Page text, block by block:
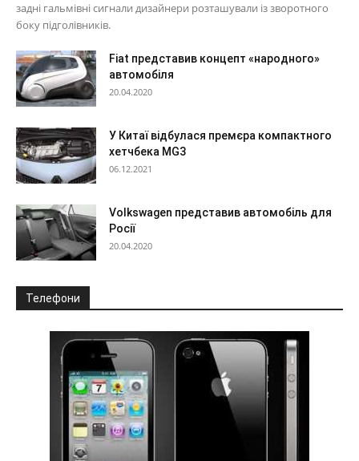
задні гальмівні сигнали дизайнери розташували із зворотного
боку підголівників.
Fiat представив концепт «народного»
автомобіля
20.04.2020
У Китаї відбулася премєра компактного
хетчбека MG3
06.12.2021
Volkswagen представив автомобіль для
Росії
20.04.2020
Телефони